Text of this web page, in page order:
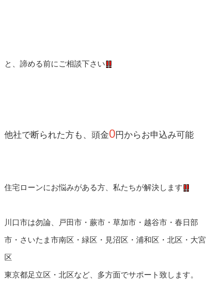
と、諦める前にご相談下さい
他社で断られた方も、頭金0円からお申込み可能
住宅ローンにお悩みがある方、私たちが解決します
川口市は勿論、戸田市・蕨市・草加市・越谷市・春日部
市・さいたま市南区・緑区・見沼区・浦和区・北区・大宮
区
東京都足立区・北区など、多方面でサポート致します。